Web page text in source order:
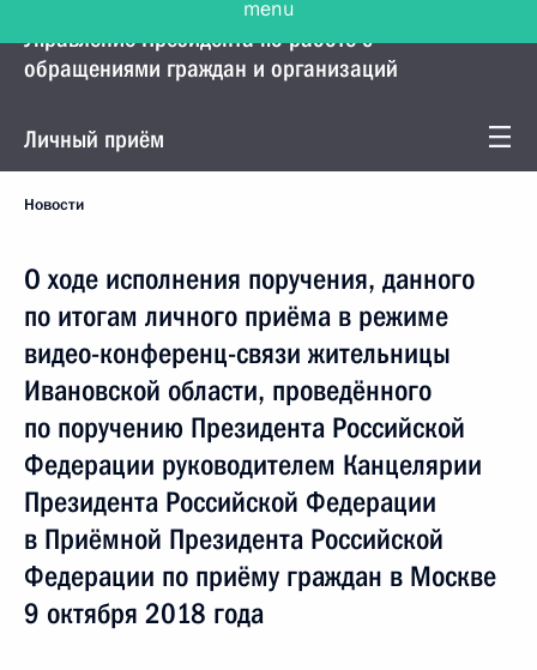
Управление Президента по работе с
обращениями граждан и организаций
Личный приём
Новости
О ходе исполнения поручения, данного
по итогам личного приёма в режиме
видео-конференц-связи жительницы
Ивановской области, проведённого
по поручению Президента Российской
Федерации руководителем Канцелярии
Президента Российской Федерации
в Приёмной Президента Российской
Федерации по приёму граждан в Москве
9 октября 2018 года